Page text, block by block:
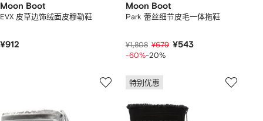
Moon Boot
EVX 皮草边饰绒面皮穆勒鞋
¥912
Moon Boot
Park 蕾丝细节皮毛一体拖鞋
¥1,808 ¥679 ¥543
-60%-20%
特别优惠